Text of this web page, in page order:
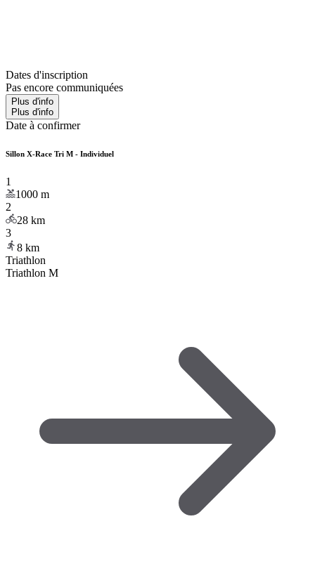
Dates d'inscription
Pas encore communiquées
Plus d'info
Plus d'info
Date à confirmer
Sillon X-Race Tri M - Individuel
1
1000 m
2
28 km
3
8 km
Triathlon
Triathlon M